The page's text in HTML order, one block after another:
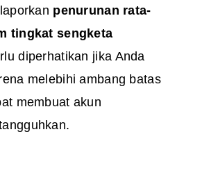
penurunan rata-
tingkat sengketa
diperhatikan jika Anda
melebihi ambang batas
membuat akun